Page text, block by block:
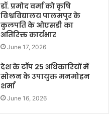
डॉ. प्रमोद वर्मा को कृषि
विश्वविद्यालय पालमपुर के
कुलपति के ओएसडी का
अतिरिक्त कार्यभार
June 17, 2026
देश के टॉप 25 अधिकारियों में
सोलन के उपायुक्त मनमोहन
शर्मा
June 16, 2026